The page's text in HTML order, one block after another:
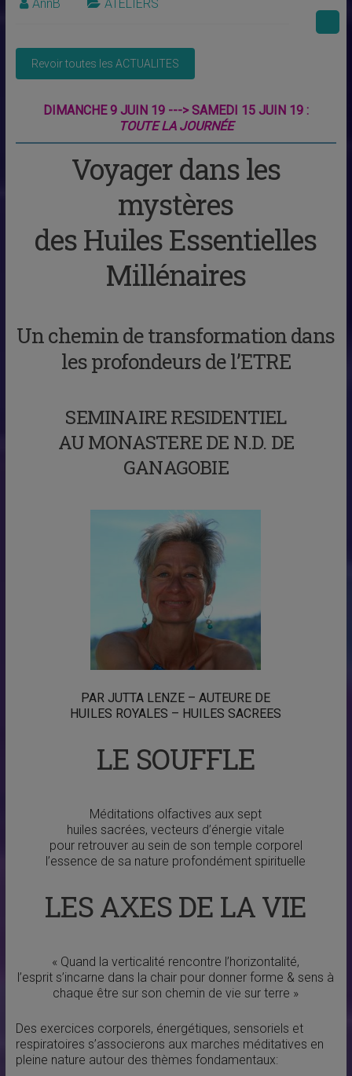
AnnB ATELIERS
DIMANCHE 9 JUIN 19 ---> SAMEDI 15 JUIN 19 :
TOUTE LA JOURNÉE
Voyager dans les
mystères
des Huiles Essentielles
Millénaires
Un chemin de transformation dans
les profondeurs de l’ETRE
SEMINAIRE RESIDENTIEL
AU MONASTERE DE N.D. DE
GANAGOBIE
PAR JUTTA LENZE – AUTEURE DE
HUILES ROYALES – HUILES SACREES
LE SOUFFLE
Méditations olfactives aux sept
huiles sacrées, vecteurs d’énergie vitale
pour retrouver au sein de son temple corporel
l’essence de sa nature profondément spirituelle
LES AXES DE LA VIE
« Quand la verticalité rencontre l’horizontalité,
l’esprit s’incarne dans la chair pour donner forme & sens à
chaque être sur son chemin de vie sur terre »
Des exercices corporels, énergétiques, sensoriels et
respiratoires s’associerons aux marches méditatives en
pleine nature autour des thèmes fondamentaux: